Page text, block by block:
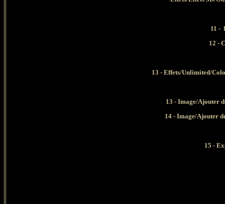
11 -
12 -
13 - Effets/Unlimited/
13 - Image/Ajouter
14 - Image/Ajouter
15 -